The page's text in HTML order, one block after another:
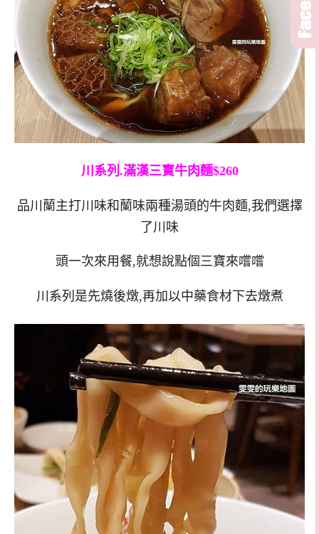
川系列.滿漢三寶牛肉麵$260
品川蘭主打川味和蘭味兩種湯頭的牛肉麵,我們選擇
了川味
頭一次來用餐,就想說點個三寶來嚐嚐
川系列是先燒後燉,再加以中藥食材下去燉煮